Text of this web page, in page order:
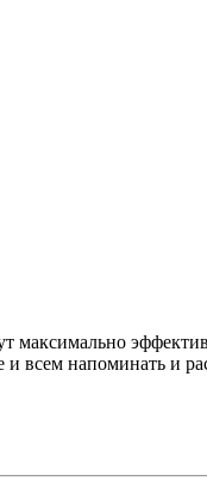
максимально
всем напоминать и